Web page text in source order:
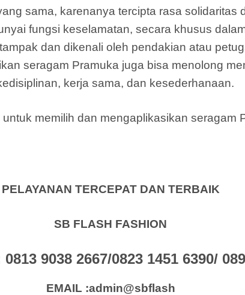
sama, karenanya tercipta rasa solidaritas
fungsi keselamatan, secara khusus
dan dikenali oleh pendakian atau
seragam Pramuka juga bisa menolong
kerja sama, dan kesederhanaan.
memilih dan mengaplikasikan
PELAYANAN TERCEPAT DAN TERBAIK
SB FLASH FASHION
9038 2667/0823 1451 6390/
EMAIL :admin@sbflash